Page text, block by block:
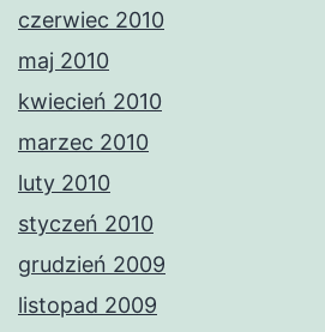
czerwiec 2010
maj 2010
kwiecień 2010
marzec 2010
luty 2010
styczeń 2010
grudzień 2009
listopad 2009